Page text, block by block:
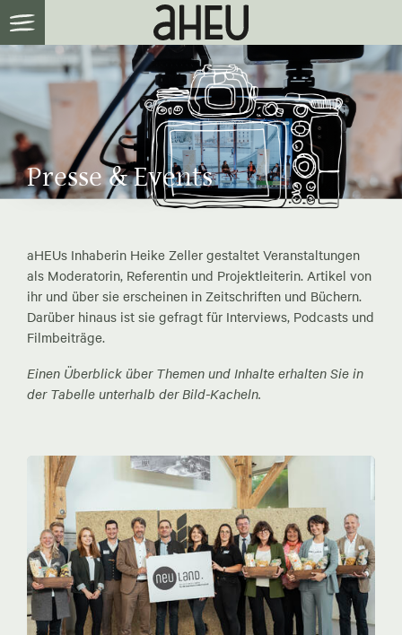
Presse & Events
aHEUs Inhaberin Heike Zeller gestaltet Veranstaltungen
als Moderatorin, Referentin und Projektleiterin. Artikel von
ihr und über sie erscheinen in Zeitschriften und Büchern.
Darüber hinaus ist sie gefragt für Interviews, Podcasts und
Filmbeiträge.
Einen Überblick über Themen und Inhalte erhalten Sie in
der Tabelle unterhalb der Bild-Kacheln.